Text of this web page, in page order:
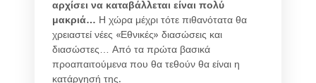
αρχίσει να καταβάλλεται είναι πολύ
μακριά… Η χώρα μέχρι τότε πιθανότατα θα
χρειαστεί νέες «Εθνικές» διασώσεις και
διασώστες… Από τα πρώτα βασικά
προαπαιτούμενα που θα τεθούν θα είναι η
κατάργησή της.